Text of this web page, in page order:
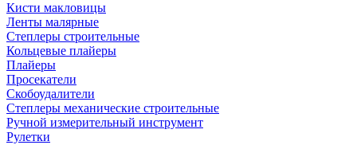
Кисти макловицы
Ленты малярные
Степлеры строительные
Кольцевые плайеры
Плайеры
Просекатели
Скобоудалители
Степлеры механические строительные
Ручной измерительный инструмент
Рулетки